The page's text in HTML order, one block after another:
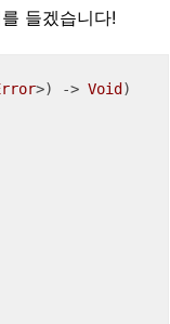
들겠습니다!
>) -> Void )